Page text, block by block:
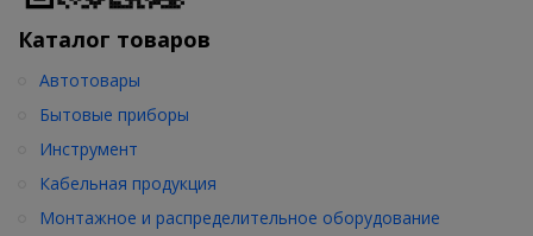
Каталог товаров
Автотовары
Бытовые приборы
Инструмент
Кабельная продукция
Монтажное и распределительное оборудование